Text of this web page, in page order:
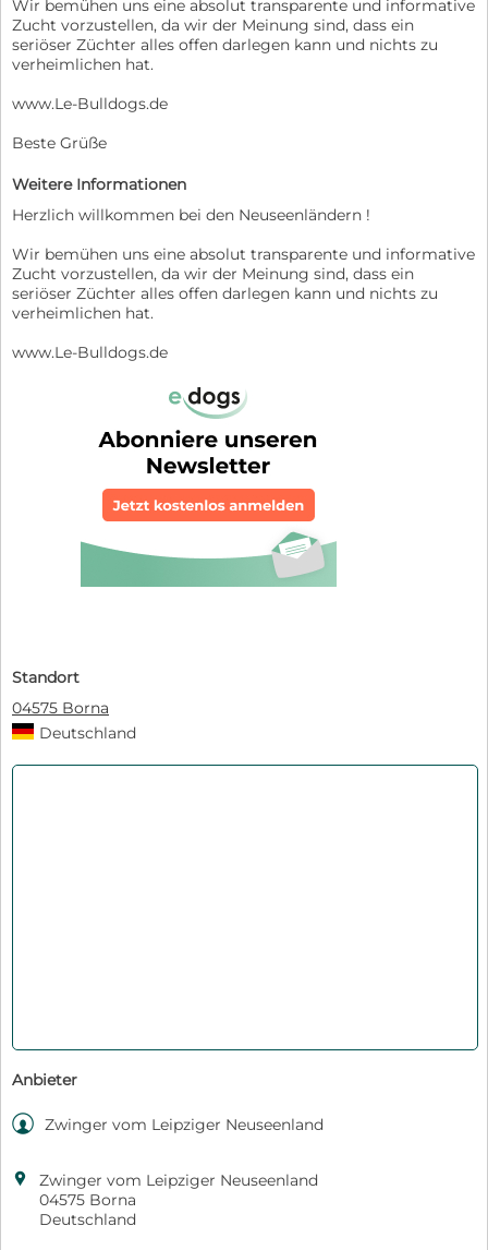
Wir bemühen uns eine absolut transparente und informative
Zucht vorzustellen, da wir der Meinung sind, dass ein
seriöser Züchter alles offen darlegen kann und nichts zu
verheimlichen hat.
www.Le-Bulldogs.de
Beste Grüße
Weitere Informationen
Herzlich willkommen bei den Neuseenländern !
Wir bemühen uns eine absolut transparente und informative
Zucht vorzustellen, da wir der Meinung sind, dass ein
seriöser Züchter alles offen darlegen kann und nichts zu
verheimlichen hat.
www.Le-Bulldogs.de
Standort
04575 Borna
Deutschland
Anbieter
 Zwinger vom Leipziger Neuseenland

Zwinger vom Leipziger Neuseenland
04575 Borna
Deutschland